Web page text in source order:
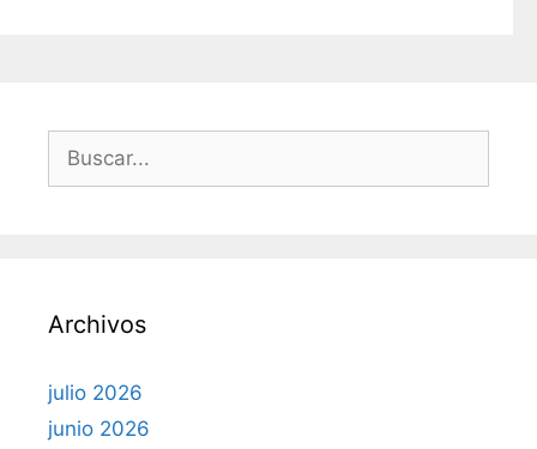
:
Archivos
julio 2026
junio 2026